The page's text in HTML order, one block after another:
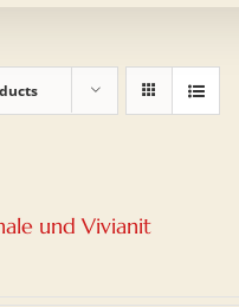
und Vivianit